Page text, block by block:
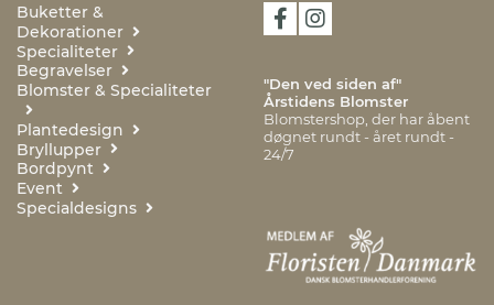
Buketter &
Dekorationer
Specialiteter
Begravelser
Blomster & Specialiteter
Plantedesign
Bryllupper
Bordpynt
Event
Specialdesigns
"Den ved siden af"
Årstidens Blomster
Blomstershop, der har åbent
døgnet rundt - året rundt -
24/7